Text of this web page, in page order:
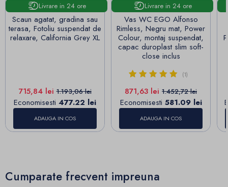
Livrare in 24 ore
Scaun agatat, gradina sau
terasa, Fotoliu suspendat de
relaxare, California Grey XL
Pret
715,84 leiPret de baza
1.193,06 lei
Economisesti 477.22 lei
ADAUGA IN COS
Livrare in 24 ore
Vas WC EGO Alfonso
Rimless, Negru mat, Power
Colour, montaj suspendat,
capac duroplast slim soft-
close inclus
(1)
Pret
871,63 lei Pret de baza
1.452,72 lei
Economisesti 581.09 lei
ADAUGA IN COS
Cumparate frecvent impreuna